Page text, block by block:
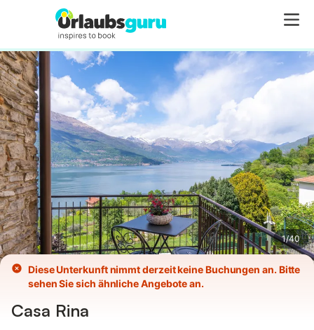
1/40
Ausstattung
Diese Unterkunft nimmt derzeit keine Buchungen an. Bitte
sehen Sie sich ähnliche Angebote an.
Casa Rina